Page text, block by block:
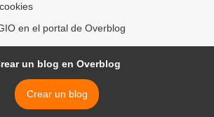
en el portal de Overblog
un blog en Overblog
Crear un blog